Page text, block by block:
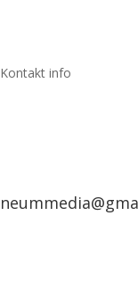
Kontakt info